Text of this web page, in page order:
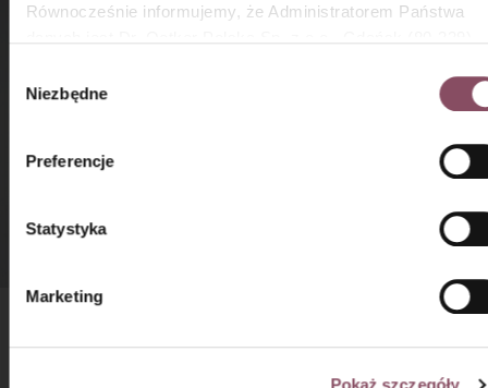
Równocześnie informujemy, że Administratorem Państwa
danych osobowych oraz mechanizmie plików cookie znajdą
zgody
Niezbędne
Preferencje
Statystyka
Marketing